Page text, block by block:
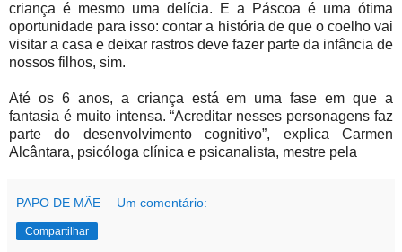
criança é mesmo uma delícia. E a Páscoa é uma ótima
oportunidade para isso: contar a história de que o coelho vai
visitar a casa e deixar rastros deve fazer parte da infância de
nossos filhos, sim.
Até os 6 anos, a criança está em uma fase em que a
fantasia é muito intensa. “Acreditar nesses personagens faz
parte do desenvolvimento cognitivo”, explica Carmen
Alcântara, psicóloga clínica e psicanalista, mestre pela
PAPO DE MÃE Um comentário:
Compartilhar